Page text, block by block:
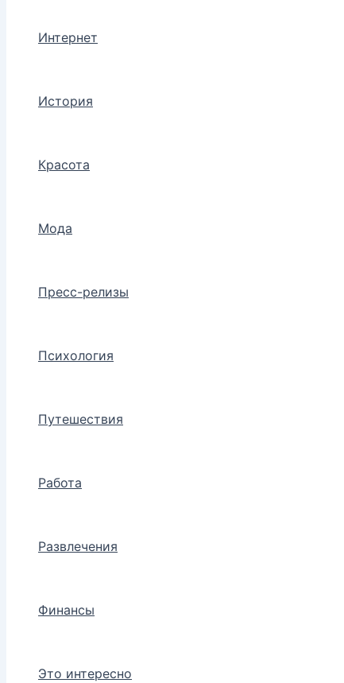
Интернет
История
Красота
Мода
Пресс-релизы
Психология
Путешествия
Работа
Развлечения
Финансы
Это интересно